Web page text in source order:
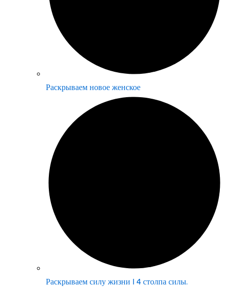
Раскрываем новое женское
Раскрываем силу жизни | 4 столпа силы.